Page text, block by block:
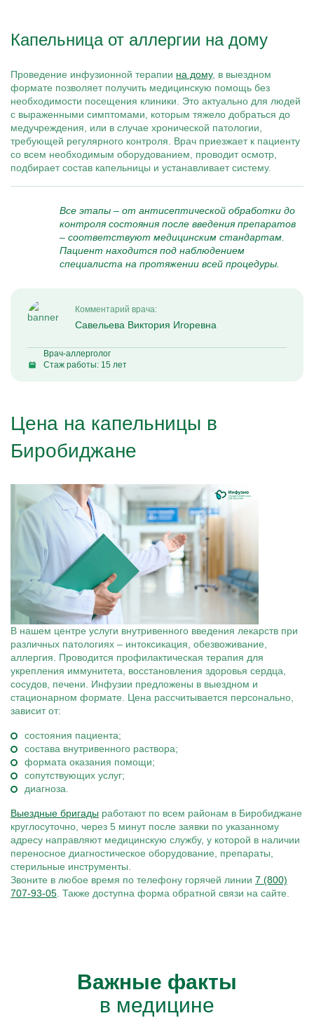
Капельница от аллергии на дому
Проведение инфузионной терапии на дому, в выездном
формате позволяет получить медицинскую помощь без
необходимости посещения клиники. Это актуально для людей
с выраженными симптомами, которым тяжело добраться до
медучреждения, или в случае хронической патологии,
требующей регулярного контроля. Врач приезжает к пациенту
со всем необходимым оборудованием, проводит осмотр,
подбирает состав капельницы и устанавливает систему.
Все этапы – от антисептической обработки до
контроля состояния после введения препаратов
– соответствуют медицинским стандартам.
Пациент находится под наблюдением
специалиста на протяжении всей процедуры.
Комментарий врача:
Савельева Виктория Игоревна
Врач-аллерголог
Стаж работы: 15 лет
Цена на капельницы в
Биробиджане
В нашем центре услуги внутривенного введения лекарств при
различных патологиях – интоксикация, обезвоживание,
аллергия. Проводится профилактическая терапия для
укрепления иммунитета, восстановления здоровья сердца,
сосудов, печени. Инфузии предложены в выездном и
стационарном формате. Цена рассчитывается персонально,
зависит от:
состояния пациента;
состава внутривенного раствора;
формата оказания помощи;
сопутствующих услуг;
диагноза.
Выездные бригады работают по всем районам в Биробиджане
круглосуточно, через 5 минут после заявки по указанному
адресу направляют медицинскую службу, у которой в наличии
переносное диагностическое оборудование, препараты,
стерильные инструменты.
Звоните в любое время по телефону горячей линии 7 (800)
707-93-05 . Также доступна форма обратной связи на сайте.
Важные факты
в медицине